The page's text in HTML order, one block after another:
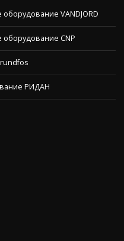
оборудование VANDJORD
оборудование CNP
РИДАН